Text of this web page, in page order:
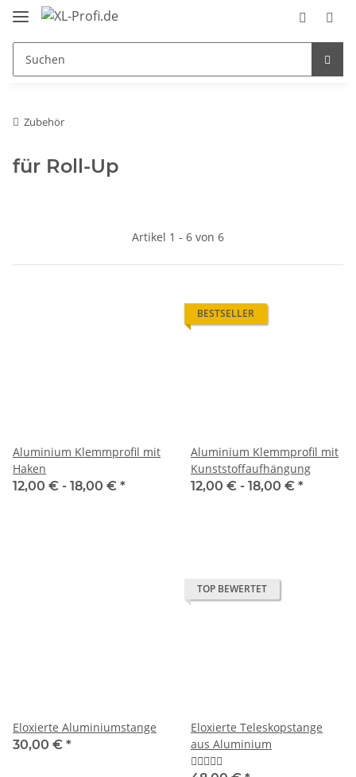
Zubehör
für Roll-Up
Artikel 1 - 6 von 6
Aluminium Klemmprofil mit
Haken
12,00 € - 18,00 € *
BESTSELLER
Aluminium Klemmprofil mit
Kunststoffaufhängung
12,00 € - 18,00 € *
Eloxierte Aluminiumstange
30,00 € *
TOP BEWERTET
Eloxierte Teleskopstange
aus Aluminium